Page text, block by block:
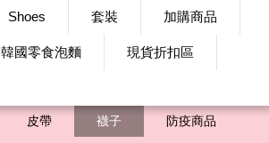
Shoes 套裝 加購商品
韓國零食泡麵 現貨折扣區
皮帶 襪子 防疫商品